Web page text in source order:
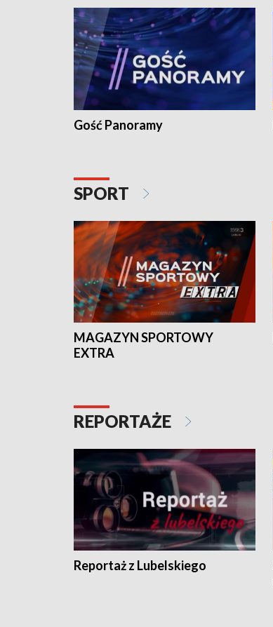
Gość Panoramy
SPORT
MAGAZYN SPORTOWY
EXTRA
REPORTAŻE
Reportaż z Lubelskiego